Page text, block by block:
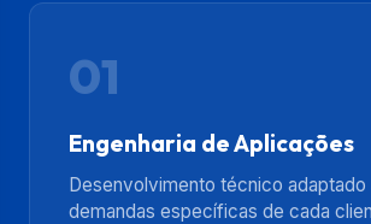
01
Engenharia de Aplicações
Desenvolvimento técnico adaptado
demandas específicas de cada